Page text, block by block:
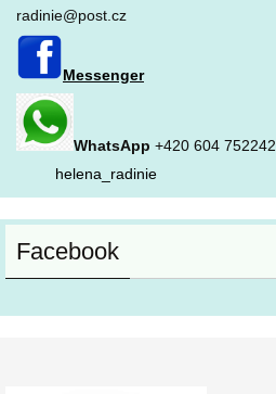
radinie@post.cz
Messenger
WhatsApp +420 604 752242
helena_radinie
Facebook